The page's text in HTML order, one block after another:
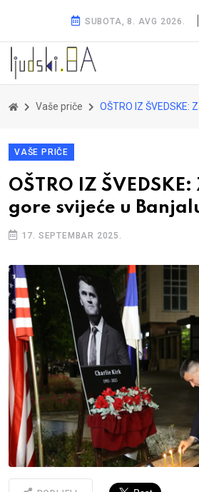
SUBOTA, 8. AVG 2026.
Vaše priče OŠTRO IZ ŠVEDSKE: Za koga ne gore
VAŠE PRIČE
OŠTRO IZ
gore svijeće u
17. SEPTEMBAR 2025.